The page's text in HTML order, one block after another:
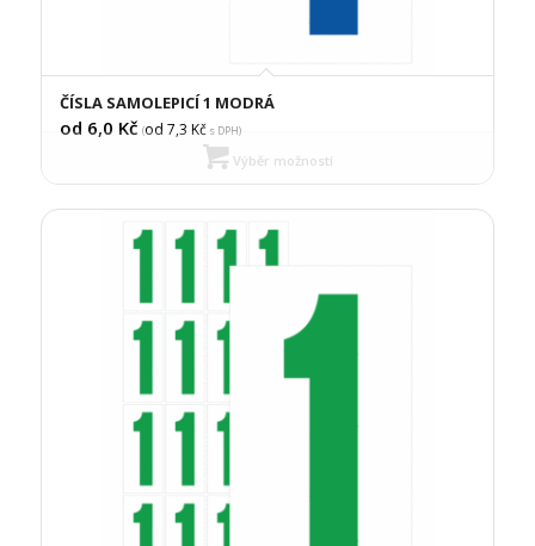
ČÍSLA SAMOLEPICÍ 1 MODRÁ
od 6,0 Kč (od 7,3 Kčs DPH)
Výběr možností